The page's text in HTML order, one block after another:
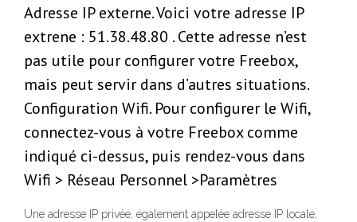
Adresse IP externe. Voici votre adresse IP
extrene : 51.38.48.80 . Cette adresse n’est
pas utile pour configurer votre Freebox,
mais peut servir dans d’autres situations.
Configuration Wifi. Pour configurer le Wifi,
connectez-vous à votre Freebox comme
indiqué ci-dessus, puis rendez-vous dans
Wifi > Réseau Personnel >Paramètres
Une adresse IP privée, également appelée adresse IP locale,